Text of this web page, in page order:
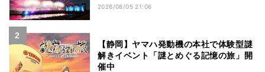
2026/08/05 21:06
【静岡】ヤマハ発動機の本社で体験型謎
解きイベント「謎とめぐる記憶の旅」開
催中